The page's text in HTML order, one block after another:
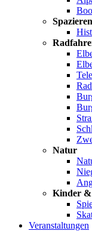
Natur
Kinder &
Veranstaltungen